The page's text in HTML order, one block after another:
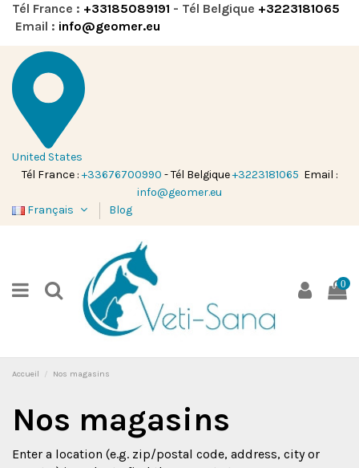
Tél France : +33185089191 - Tél Belgique +3223181065
Email : info@geomer.eu
United States
Tél France :+33676700990 - Tél Belgique+3223181065 Email :
info@geomer.eu
Français
Blog
0
Accueil Nos magasins
Nos magasins
Enter a location (e.g. zip/postal code, address, city or